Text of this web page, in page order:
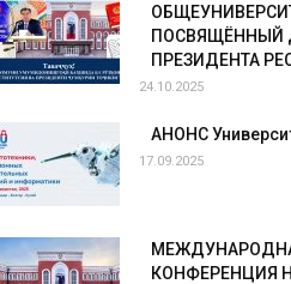
ПОСВЯЩЁННЫЙ
ПРЕЗИДЕНТА
24.10.2025
АНОНС
17.09.2025
КОНФЕРЕНЦИЯ